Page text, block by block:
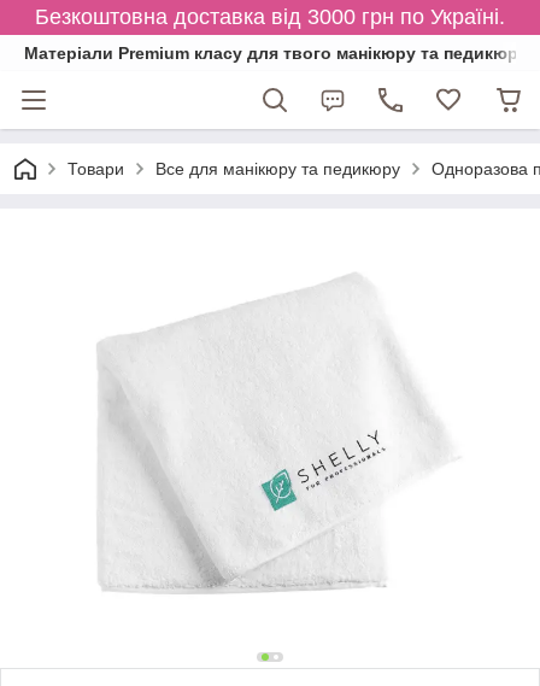
Безкоштовна доставка від 3000 грн по Україні.
Матеріали Premium класу для твого манікюру та педикюру
Товари Все для манікюру та педикюру Одноразова